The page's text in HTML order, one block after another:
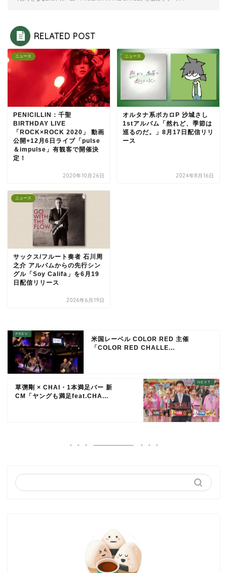
RELATED POST
ニュース
PENICILLIN：千聖
BIRTHDAY LIVE
「ROCK×ROCK 2020」 動画
公開+12月6日ライブ「pulse
＆impulse」有観客で開催決
定！
2020年10月26日
ニュース
オルタナ系ボカロP 沙城さし
1stアルバム「然れど、季節は
巡るのだ。」8月17日配信リリ
ース
2024年8月16日
ニュース
サックス/フルート奏者 石川周
之介 アルバムからの先行シン
グル「Soy Califa」を6月19
日配信リリース
2026年6月19日
米国レーベル COLOR RED 主催
「COLOR RED CHALLE...
草彅剛 × CHAI・1本満足バー 新
CM「ヤングも満足feat.CHA...